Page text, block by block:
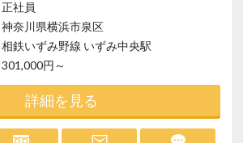
正社員
神奈川県横浜市泉区
相鉄いずみ野線 いずみ中央駅
301,000円～
詳細を見る